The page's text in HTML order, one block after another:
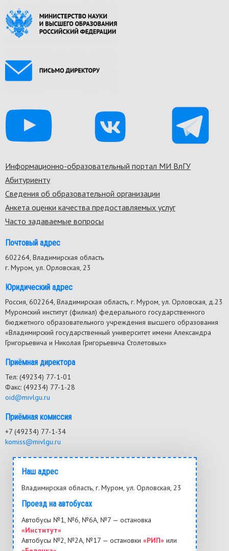
Footer
menu
Информационно-образовательный портал МИ ВлГУ
Абитуриенту
Сведения об образовательной организации
Анкета оценки качества предоставляемых услуг
Часто задаваемые вопросы
Почтовый адрес
602264, Владимирская область
г. Муром, ул. Орловская, 23
Юридический адрес
Россия, 602264, Владимирская область, г. Муром, ул. Орловская, д.23
Муромский институт (филиал) федерального государственного
бюджетного образовательного учреждения высшего образования
«Владимирский государственный университет имени Александра
Григорьевича и Николая Григорьевича Столетовых»
Приёмная директора
Тел: (49234) 77-1-01
Факс: (49234) 77-1-28
oid@mivlgu.ru
Приёмная комиссия
+7 (49234) 77-1-34
komiss@mivlgu.ru
Наш адрес
Владимирская область, г. Муром, ул. Орловская, 23
Проезд на автобусах
Автобусы №1, №6, №6А, №7 — остановка
«Институт»
Автобусы №2, №2А, №17 — остановки «РИП» или